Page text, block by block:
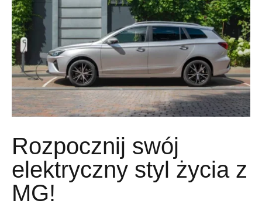
Rozpocznij swój
elektryczny styl życia z
MG!